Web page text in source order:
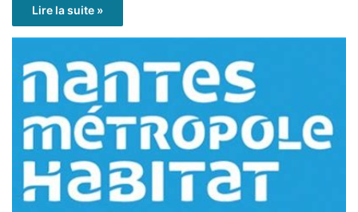
Lire la suite »